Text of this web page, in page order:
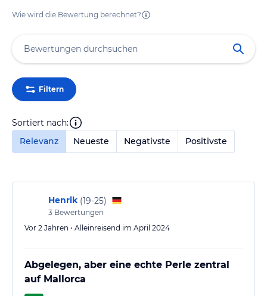
Wie wird die Bewertung berechnet?
Filtern
Sortiert nach:
Relevanz
Neueste Negativste Positivste
Henrik (19-25)
3 Bewertungen
Vor 2 Jahren • Alleinreisend im April 2024
Abgelegen, aber eine echte Perle zentral
auf Mallorca